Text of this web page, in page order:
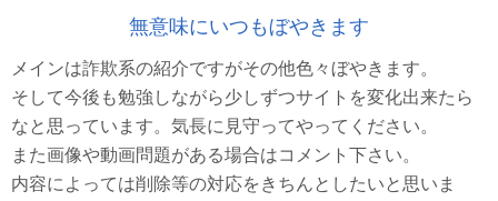
無意味にいつもぼやきます
メインは詐欺系の紹介ですがその他色々ぼやきます。
そして今後も勉強しながら少しずつサイトを変化出来たら
なと思っています。気長に見守ってやってください。
また画像や動画問題がある場合はコメント下さい。
内容によっては削除等の対応をきちんとしたいと思いま